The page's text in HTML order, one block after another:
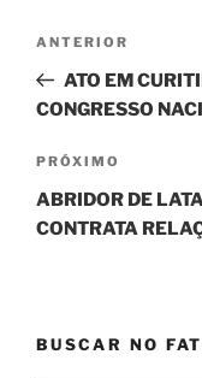
Navegação
Post
Post
anterior
ANTERIOR
ATO EM
CONGRESSO
Próximo
post
PRÓXIMO
ABRIDOR DE
CONTRATA
BUSCAR NO